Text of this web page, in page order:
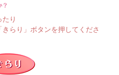
たか？
たり
らり」ボタンを押してくださ